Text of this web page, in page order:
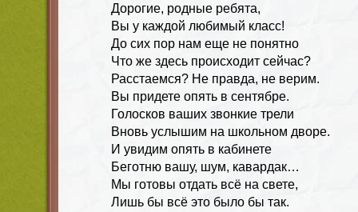
Дорогие, родные ребята,
Вы у каждой любимый класс!
До сих пор нам еще не понятно
Что же здесь происходит сейчас?
Расстаемся? Не правда, не верим.
Вы придете опять в сентябре.
Голосков ваших звонкие трели
Вновь услышим на школьном дворе.
И увидим опять в кабинете
Беготню вашу, шум, кавардак…
Мы готовы отдать всё на свете,
Лишь бы всё это было бы так.